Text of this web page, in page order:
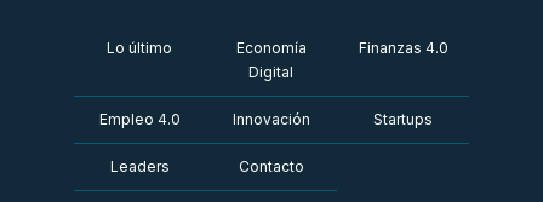
Lo último
Economía
Digital
Finanzas 4.0
Empleo 4.0 Innovación Startups
Leaders Contacto